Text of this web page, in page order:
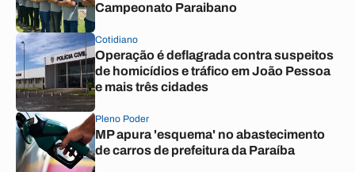
Campeonato Paraibano
Cotidiano
Operação é deflagrada contra suspeitos
de homicídios e tráfico em João Pessoa
e mais três cidades
Pleno Poder
MP apura 'esquema' no abastecimento
de carros de prefeitura da Paraíba